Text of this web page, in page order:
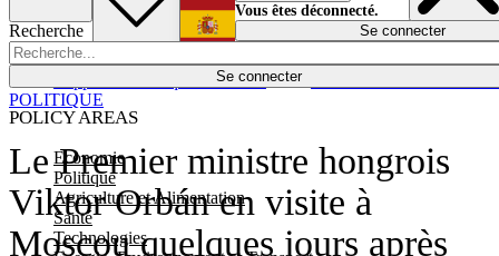
Recherche
Se connecter
POLICY AREAS
Economie
Politique
Agriculture et Alimentation
Santé
Technologies
Économie
Español
Vous êtes déconnecté.
Se connecter
Le Premier ministre hongrois
Viktor Orbán en visite à
Moscou quelques jours après
POLITIQUE